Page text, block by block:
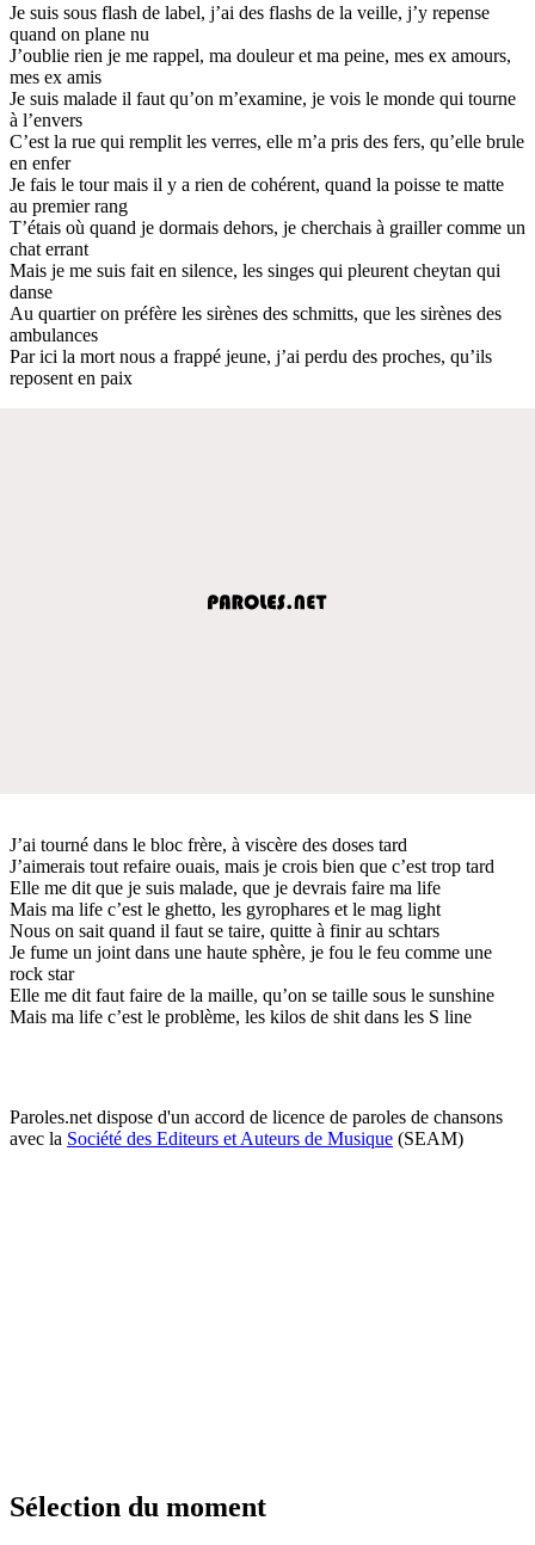
Je suis sous flash de label, j’ai des flashs de la veille, j’y repense
quand on plane nu
J’oublie rien je me rappel, ma douleur et ma peine, mes ex amours,
mes ex amis
Je suis malade il faut qu’on m’examine, je vois le monde qui tourne
à l’envers
C’est la rue qui remplit les verres, elle m’a pris des fers, qu’elle brule
en enfer
Je fais le tour mais il y a rien de cohérent, quand la poisse te matte
au premier rang
T’étais où quand je dormais dehors, je cherchais à grailler comme un
chat errant
Mais je me suis fait en silence, les singes qui pleurent cheytan qui
danse
Au quartier on préfère les sirènes des schmitts, que les sirènes des
ambulances
Par ici la mort nous a frappé jeune, j’ai perdu des proches, qu’ils
reposent en paix
J’ai tourné dans le bloc frère, à viscère des doses tard
J’aimerais tout refaire ouais, mais je crois bien que c’est trop tard
Elle me dit que je suis malade, que je devrais faire ma life
Mais ma life c’est le ghetto, les gyrophares et le mag light
Nous on sait quand il faut se taire, quitte à finir au schtars
Je fume un joint dans une haute sphère, je fou le feu comme une
rock star
Elle me dit faut faire de la maille, qu’on se taille sous le sunshine
Mais ma life c’est le problème, les kilos de shit dans les S line
Paroles.net dispose d'un accord de licence de paroles de chansons
avec la Société des Editeurs et Auteurs de Musique (SEAM)
Sélection du moment